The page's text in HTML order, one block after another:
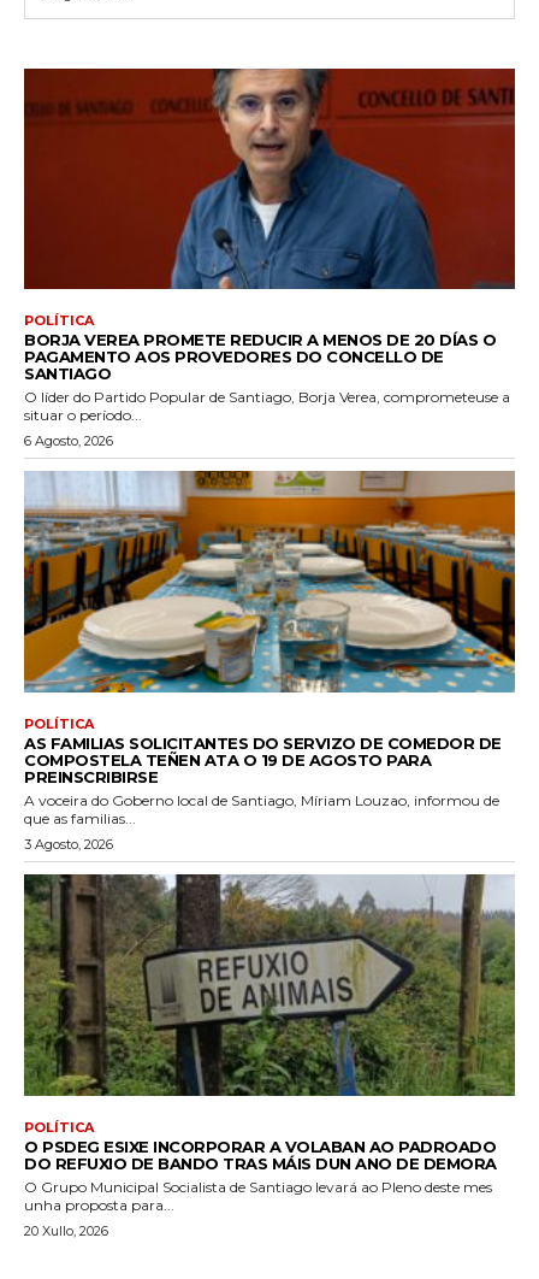
POLÍTICA
BORJA VEREA PROMETE REDUCIR A MENOS DE 20 DÍAS O
PAGAMENTO AOS PROVEDORES DO CONCELLO DE
SANTIAGO
O líder do Partido Popular de Santiago, Borja Verea, comprometeuse a
situar o período...
6 Agosto, 2026
POLÍTICA
AS FAMILIAS SOLICITANTES DO SERVIZO DE COMEDOR DE
COMPOSTELA TEÑEN ATA O 19 DE AGOSTO PARA
PREINSCRIBIRSE
A voceira do Goberno local de Santiago, Míriam Louzao, informou de
que as familias...
3 Agosto, 2026
POLÍTICA
O PSDEG ESIXE INCORPORAR A VOLABAN AO PADROADO
DO REFUXIO DE BANDO TRAS MÁIS DUN ANO DE DEMORA
O Grupo Municipal Socialista de Santiago levará ao Pleno deste mes
unha proposta para...
20 Xullo, 2026